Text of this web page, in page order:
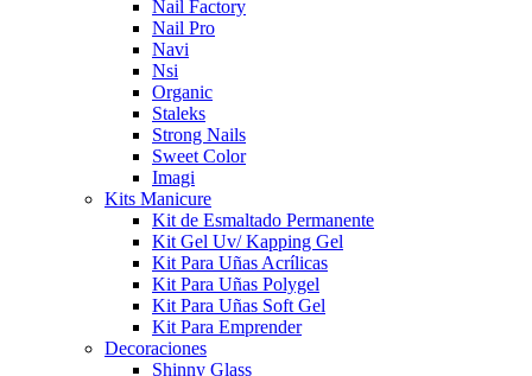
Nail Factory
Nail Pro
Navi
Nsi
Organic
Staleks
Strong Nails
Sweet Color
Imagi
Kits Manicure
Kit de Esmaltado Permanente
Kit Gel Uv/ Kapping Gel
Kit Para Uñas Acrílicas
Kit Para Uñas Polygel
Kit Para Uñas Soft Gel
Kit Para Emprender
Decoraciones
Shinny Glass